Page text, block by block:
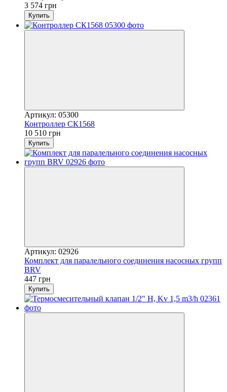
3 574 грн
Купить
Артикул: 05300
Контроллер СК1568
10 510 грн
Купить
Артикул: 02926
Комплект для паралельного соединения насосных групп
BRV
447 грн
Купить